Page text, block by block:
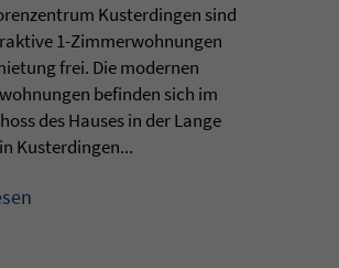
Kusterdingen sind
1-Zimmerwohnungen
frei. Die modernen
befinden sich im
des Hauses in der Lange
Kusterdingen...